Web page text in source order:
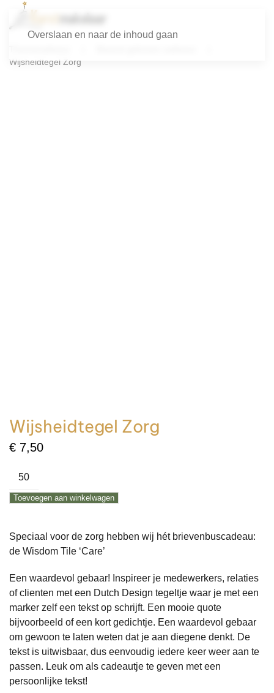
Overslaan en naar de inhoud gaan
Wijsheidtegel Zorg
Wijsheidtegel Zorg
€ 7,50
Wijsheidtegel
aantal
Toevoegen aan winkelwagen
Speciaal voor de zorg hebben wij hét brievenbuscadeau:
de Wisdom Tile ‘Care’
Een waardevol gebaar! Inspireer je medewerkers, relaties
of clienten met een Dutch Design tegeltje waar je met een
marker zelf een tekst op schrijft. Een mooie quote
bijvoorbeeld of een kort gedichtje. Een waardevol gebaar
om gewoon te laten weten dat je aan diegene denkt. De
tekst is uitwisbaar, dus eenvoudig iedere keer weer aan te
passen. Leuk om als cadeautje te geven met een
persoonlijke tekst!